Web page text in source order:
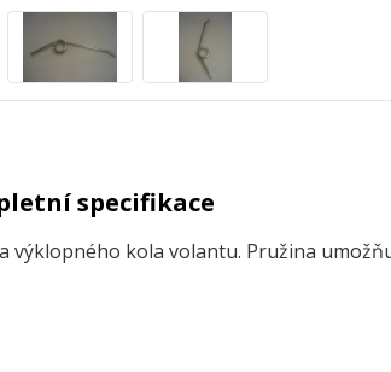
specifikace
výklopného kola volantu. Pružina